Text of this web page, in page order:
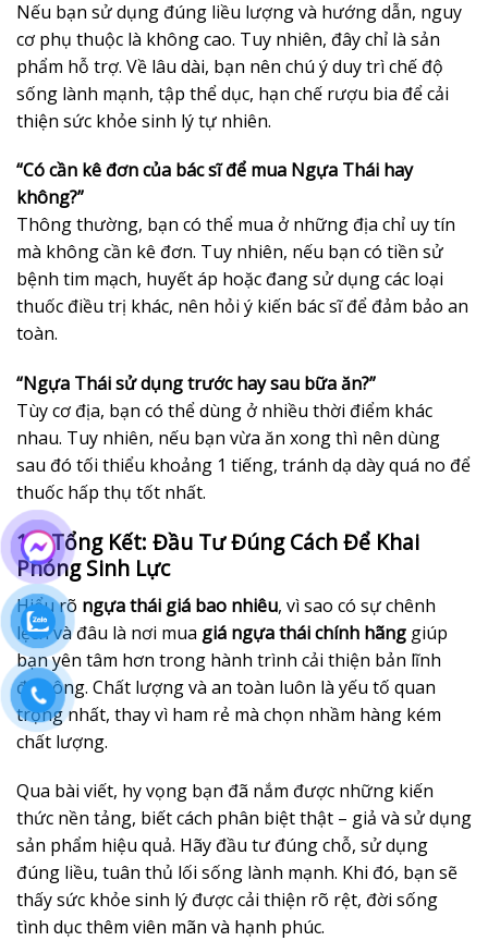
Nếu bạn sử dụng đúng liều lượng và hướng dẫn, nguy
cơ phụ thuộc là không cao. Tuy nhiên, đây chỉ là sản
phẩm hỗ trợ. Về lâu dài, bạn nên chú ý duy trì chế độ
sống lành mạnh, tập thể dục, hạn chế rượu bia để cải
thiện sức khỏe sinh lý tự nhiên.
“Có cần kê đơn của bác sĩ để mua Ngựa Thái hay
không?”
Thông thường, bạn có thể mua ở những địa chỉ uy tín
mà không cần kê đơn. Tuy nhiên, nếu bạn có tiền sử
bệnh tim mạch, huyết áp hoặc đang sử dụng các loại
thuốc điều trị khác, nên hỏi ý kiến bác sĩ để đảm bảo an
toàn.
“Ngựa Thái sử dụng trước hay sau bữa ăn?”
Tùy cơ địa, bạn có thể dùng ở nhiều thời điểm khác
nhau. Tuy nhiên, nếu bạn vừa ăn xong thì nên dùng
sau đó tối thiểu khoảng 1 tiếng, tránh dạ dày quá no để
thuốc hấp thụ tốt nhất.
12. Tổng Kết: Đầu Tư Đúng Cách Để Khai
Phóng Sinh Lực
Hiểu rõ ngựa thái giá bao nhiêu, vì sao có sự chênh
lệch và đâu là nơi mua giá ngựa thái chính hãng giúp
bạn yên tâm hơn trong hành trình cải thiện bản lĩnh
đàn ông. Chất lượng và an toàn luôn là yếu tố quan
trọng nhất, thay vì ham rẻ mà chọn nhầm hàng kém
chất lượng.
Qua bài viết, hy vọng bạn đã nắm được những kiến
thức nền tảng, biết cách phân biệt thật – giả và sử dụng
sản phẩm hiệu quả. Hãy đầu tư đúng chỗ, sử dụng
đúng liều, tuân thủ lối sống lành mạnh. Khi đó, bạn sẽ
thấy sức khỏe sinh lý được cải thiện rõ rệt, đời sống
tình dục thêm viên mãn và hạnh phúc.